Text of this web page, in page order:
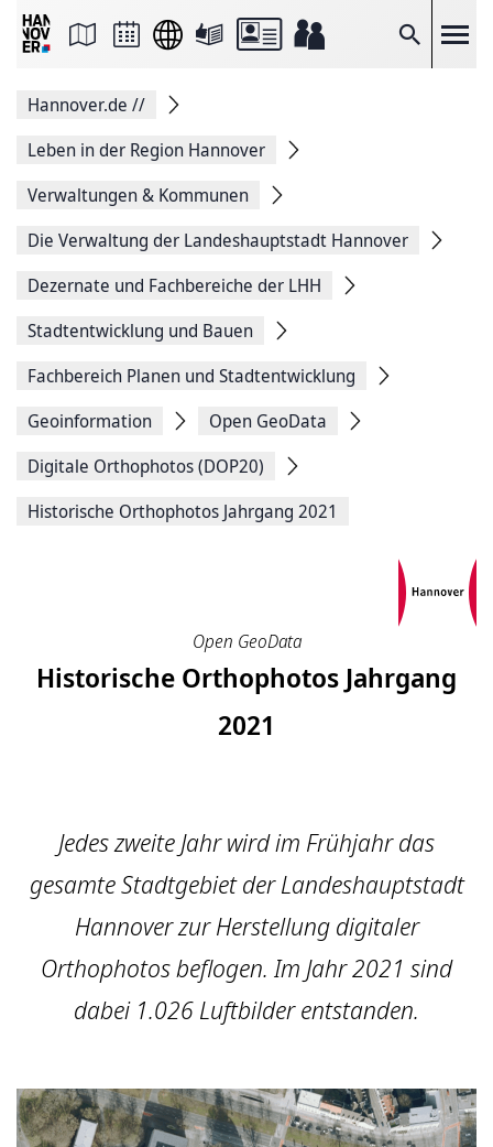
Suche
Seite
Facebook
teilen
Seitenlink
Seite
Hannover.de //
Leben in der Region Hannover
Verwaltungen & Kommunen
Die Verwaltung der Landeshauptstadt Hannover
Dezernate und Fachbereiche der LHH
Stadtentwicklung und Bauen
Fachbereich Planen und Stadtentwicklung
Geoinformation
Open GeoData
Digitale Orthophotos (DOP20)
Historische Orthophotos Jahrgang 2021
Open GeoData
Historische Orthophotos Jahrgang
2021
Jedes zweite Jahr wird im Frühjahr das
gesamte Stadtgebiet der Landeshauptstadt
Hannover zur Herstellung digitaler
Orthophotos beflogen. Im Jahr 2021 sind
dabei 1.026 Luftbilder entstanden.